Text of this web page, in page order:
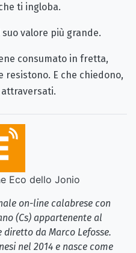
ti ingloba.
valore più grande.
consumato in fretta,
resistono. E che chiedono,
Eco dello Jonio
on-line calabrese con
(Cs) appartenente al
diretto da Marco Lefosse.
nel 2014 e nasce come